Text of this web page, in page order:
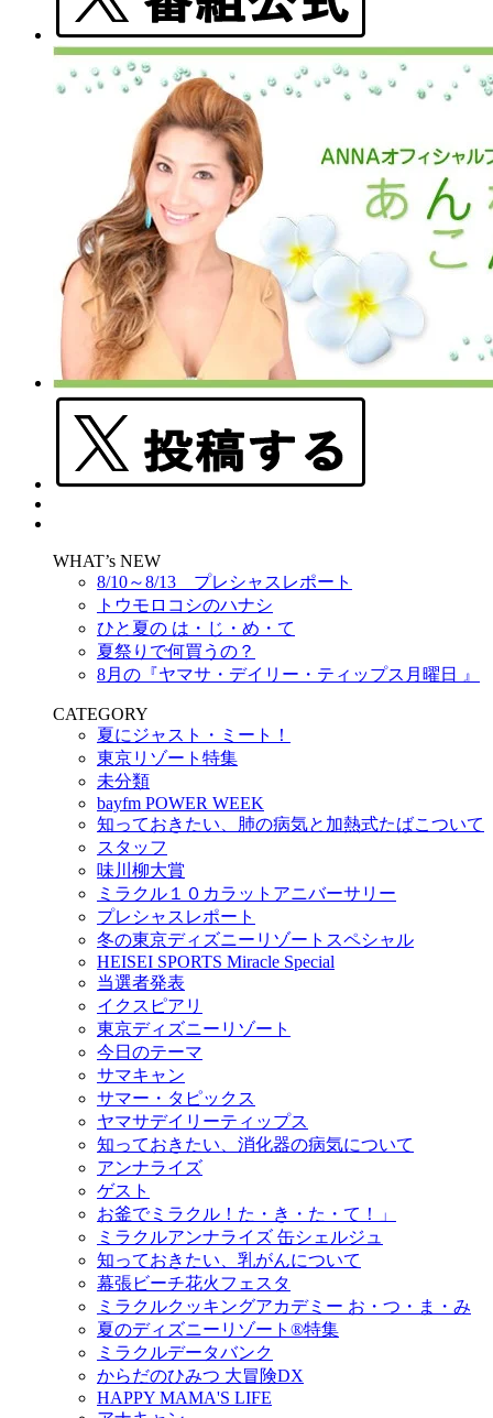
WHAT’s NEW
8/10～8/13 プレシャスレポート
トウモロコシのハナシ
ひと夏の は・じ・め・て
夏祭りで何買うの？
8月の『ヤマサ・デイリー・ティップス月曜日 』
CATEGORY
夏にジャスト・ミート！
東京リゾート特集
未分類
bayfm POWER WEEK
知っておきたい、肺の病気と加熱式たばこついて
スタッフ
味川柳大賞
ミラクル１０カラットアニバーサリー
プレシャスレポート
冬の東京ディズニーリゾートスペシャル
HEISEI SPORTS Miracle Special
当選者発表
イクスピアリ
東京ディズニーリゾート
今日のテーマ
サマキャン
サマー・タピックス
ヤマサデイリーティップス
知っておきたい、消化器の病気について
アンナライズ
ゲスト
お釜でミラクル！た・き・た・て！」
ミラクルアンナライズ 缶シェルジュ
知っておきたい、乳がんについて
幕張ビーチ花火フェスタ
ミラクルクッキングアカデミー お・つ・ま・み
夏のディズニーリゾート®特集
ミラクルデータバンク
からだのひみつ 大冒険DX
HAPPY MAMA'S LIFE